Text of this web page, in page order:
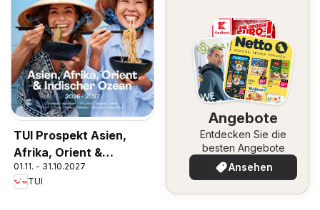
TUI Prospekt Asien,
Afrika, Orient &
Indischer Ozean
2026/27
01.11. - 31.10.2027
TUI
Angebote
Entdecken Sie die
besten Angebote
Ansehen